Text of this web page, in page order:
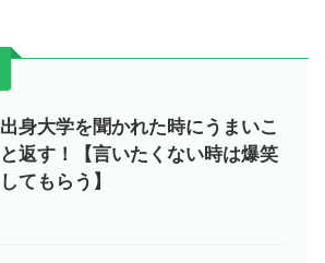
出身大学を聞かれた時にうまいこ
と返す！【言いたくない時は爆笑
してもらう】